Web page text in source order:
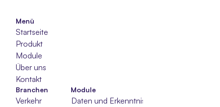
Menü
Startseite
Produkt
Module
Über uns
Kontakt
Module
Daten und Erkenntnisse
Branchen
Verkehr